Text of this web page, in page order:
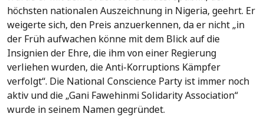
höchsten nationalen Auszeichnung in Nigeria, geehrt. Er
weigerte sich, den Preis anzuerkennen, da er nicht „in
der Früh aufwachen könne mit dem Blick auf die
Insignien der Ehre, die ihm von einer Regierung
verliehen wurden, die Anti-Korruptions Kämpfer
verfolgt“. Die National Conscience Party ist immer noch
aktiv und die „Gani Fawehinmi Solidarity Association“
wurde in seinem Namen gegründet.